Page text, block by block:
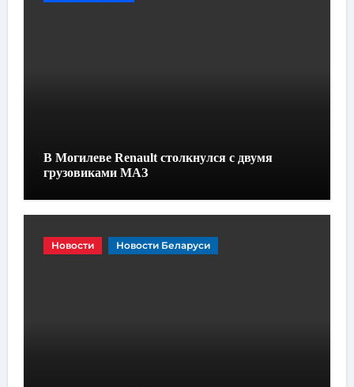
В Могилеве Renault столкнулся с двумя
грузовиками МАЗ
Новости Новости Беларуси